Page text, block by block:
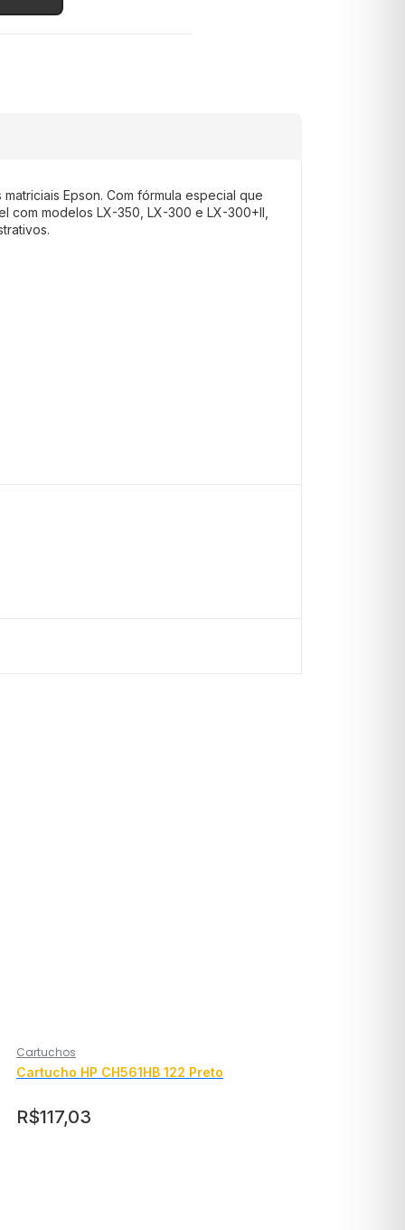
Epson. Com fórmula especial que
modelos LX-350, LX-300 e LX-300+II,
Cartuchos
Cartucho HP CH561HB 122 Preto
R$117,03